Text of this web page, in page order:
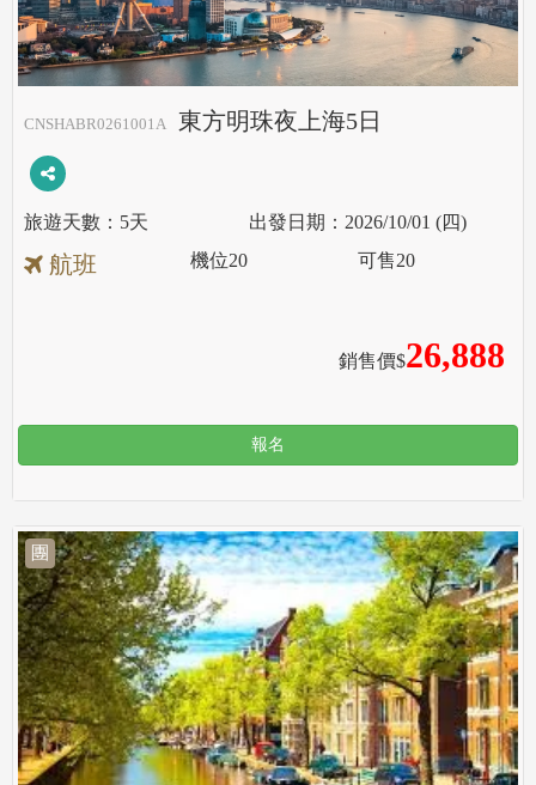
CNSHABR0261001A 東方明珠夜上海5日
5天 2026/10/01 (四)
航班
銷售價$26,888
機位20 可售20
報名
團